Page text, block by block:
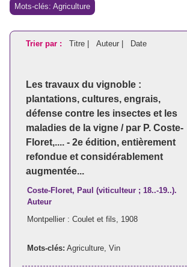
Mots-clés: Agriculture
Trier par : Titre | Auteur | Date
Les travaux du vignoble :
plantations, cultures, engrais,
défense contre les insectes et les
maladies de la vigne / par P. Coste-
Floret,.... - 2e édition, entièrement
refondue et considérablement
augmentée...
Coste-Floret, Paul (viticulteur ; 18..-19..).
Auteur
Montpellier : Coulet et fils, 1908
Mots-clés: Agriculture, Vin